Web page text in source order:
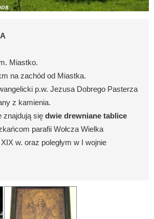
Miastko.
na zachód od Miastka.
p.w. Jezusa Dobrego Pasterza
z kamienia.
znajdują się dwie drewniane tablice
parafii Wołcza Wielka
w. oraz poległym w I wojnie